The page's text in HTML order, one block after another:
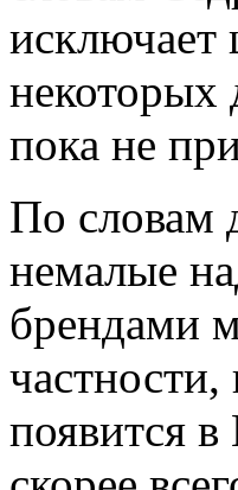
исключает
некоторых
пока не
По словам
немалые
брендами
появится